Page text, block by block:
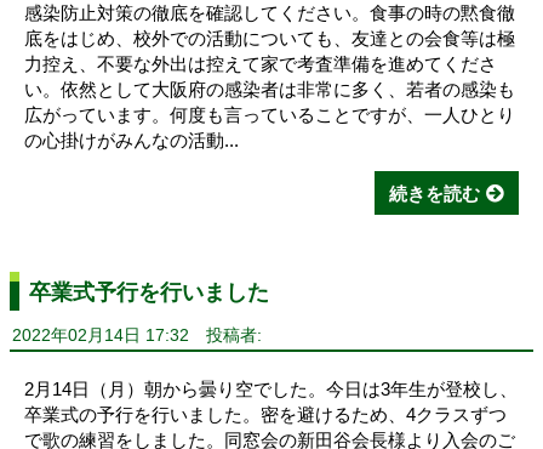
感染防止対策の徹底を確認してください。食事の時の黙食徹
底をはじめ、校外での活動についても、友達との会食等は極
力控え、不要な外出は控えて家で考査準備を進めてくださ
い。依然として大阪府の感染者は非常に多く、若者の感染も
広がっています。何度も言っていることですが、一人ひとり
の心掛けがみんなの活動...
続きを読む
卒業式予行を行いました
2022年02月14日 17:32 投稿者:
2月14日（月）朝から曇り空でした。今日は3年生が登校し、
卒業式の予行を行いました。密を避けるため、4クラスずつ
で歌の練習をしました。同窓会の新田谷会長様より入会のご